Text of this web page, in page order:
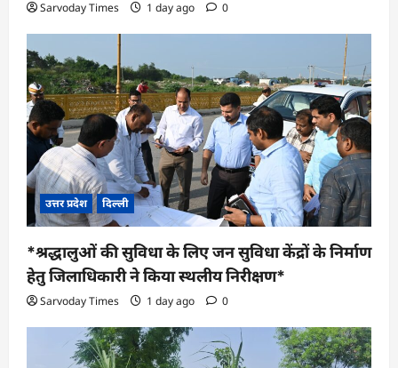
Sarvoday Times 1 day ago 0
उत्तर प्रदेश दिल्ली
*श्रद्धालुओं की सुविधा के लिए जन सुविधा केंद्रों के निर्माण
हेतु जिलाधिकारी ने किया स्थलीय निरीक्षण*
Sarvoday Times 1 day ago 0